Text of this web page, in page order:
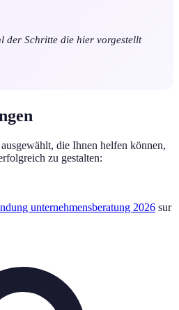
der Schritte die hier vorgestellt
die Ihnen helfen können,
zu gestalten:
unternehmensberatung 2026 sur